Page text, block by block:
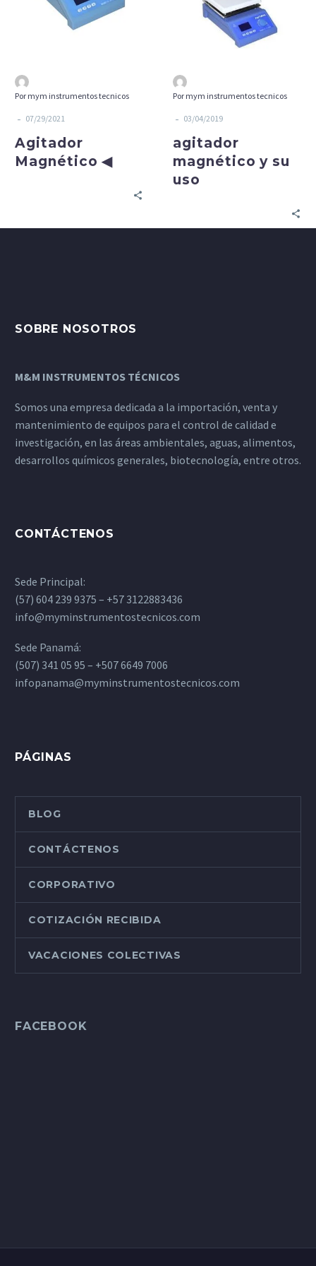
Por mym instrumentos tecnicos
- 07/29/2021
Agitador
Magnético ◀
uso
Por mym instrumentos tecnicos
- 03/04/2019
agitador
magnético y su
uso
SOBRE NOSOTROS
M&M INSTRUMENTOS TÉCNICOS
Somos una empresa dedicada a la importación, venta y
mantenimiento de equipos para el control de calidad e
investigación, en las áreas ambientales, aguas, alimentos,
desarrollos químicos generales, biotecnología, entre otros.
CONTÁCTENOS
Sede Principal:
(57) 604 239 9375 – +57 3122883436
info@myminstrumentostecnicos.com
Sede Panamá:
(507) 341 05 95 – +507 6649 7006
infopanama@myminstrumentostecnicos.com
PÁGINAS
BLOG
CONTÁCTENOS
CORPORATIVO
COTIZACIÓN RECIBIDA
VACACIONES COLECTIVAS
FACEBOOK